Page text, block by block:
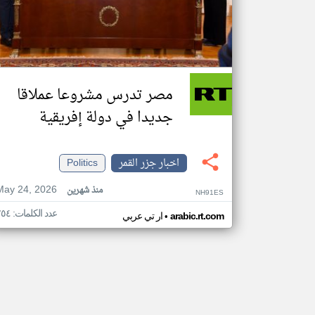
مصر تدرس مشروعا عملاقا
جديدا في دولة إفريقية
اخبار جزر القمر
Politics
24, 2026
منذ شهرين NH91ES
ار تي عربي• arabic.rt.com عدد الكلمات: ٢٥٤